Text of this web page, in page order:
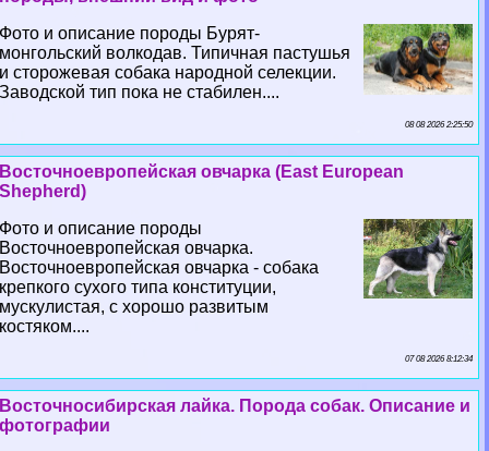
Фото и описание породы Бурят-
монгольский волкодав. Типичная пастушья
и сторожевая собака народной селекции.
Заводской тип пока не стабилен....
08 08 2026 2:25:50
Восточноевропейская овчарка (East European
Shepherd)
Фото и описание породы
Восточноевропейская овчарка.
Восточноевропейская овчарка - собака
крепкого сухого типа конституции,
мускулистая, с хорошо развитым
костяком....
07 08 2026 8:12:34
Восточносибирская лайка. Порода собак. Описание и
фотографии